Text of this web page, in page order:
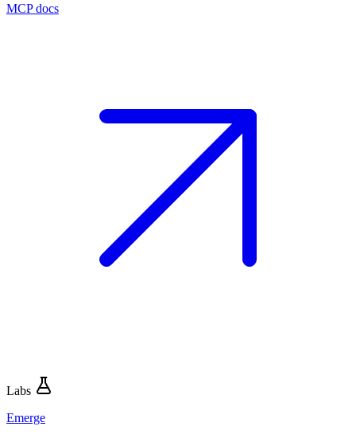
MCP docs
Labs
Emerge